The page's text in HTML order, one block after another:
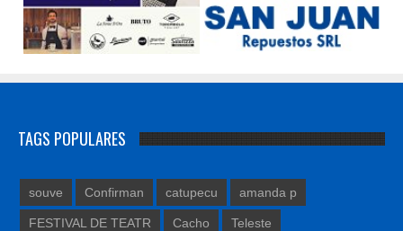
TAGS POPULARES
souve Confirman catupecu amanda p
FESTIVAL DE TEATR Cacho Teleste